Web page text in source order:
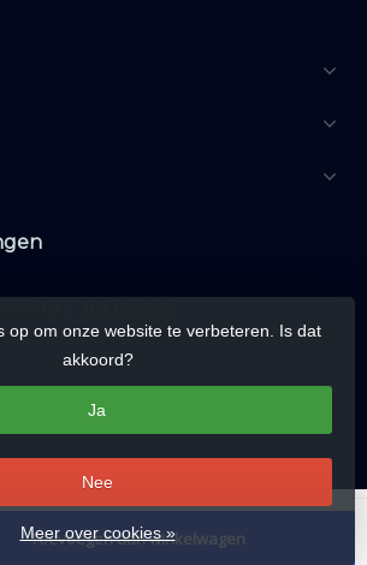
Toevoegen aan winkelwagen
op om onze website te verbeteren. Is dat
akkoord?
Ja
Nee
Meer over cookies »
voorbehouden